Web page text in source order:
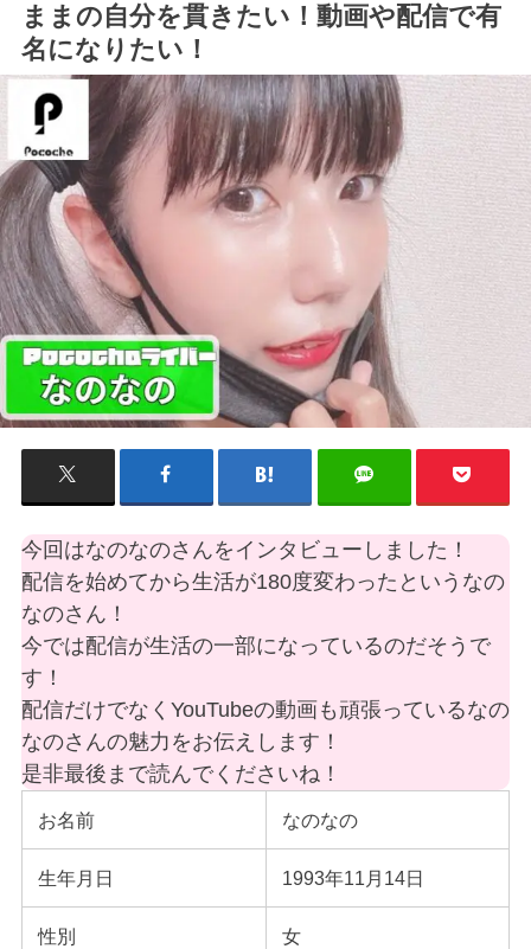
ままの自分を貫きたい！動画や配信で有
名になりたい！
今回はなのなのさんをインタビューしました！
配信を始めてから生活が180度変わったというなの
なのさん！
今では配信が生活の一部になっているのだそうで
す！
配信だけでなくYouTubeの動画も頑張っているなの
なのさんの魅力をお伝えします！
是非最後まで読んでくださいね！
お名前 なのなの
生年月日 1993年11月14日
性別 女